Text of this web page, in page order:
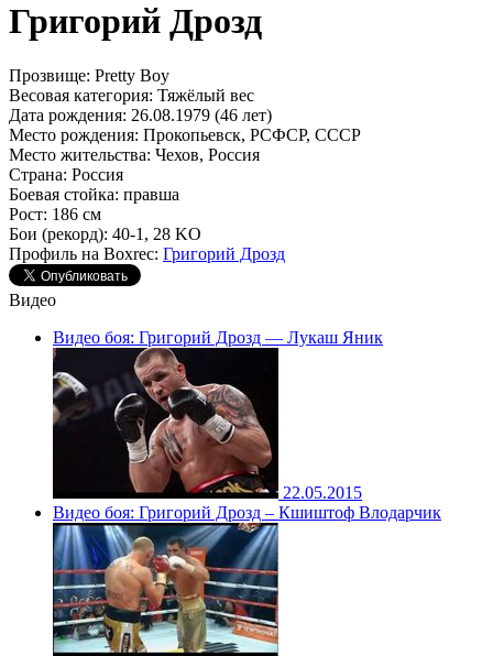
Григорий Дрозд
Прозвище: Pretty Boy
Весовая категория: Тяжёлый вес
Дата рождения: 26.08.1979 (46 лет)
Место рождения: Прокопьевск, РСФСР, СССР
Место жительства: Чехов, Россия
Страна: Россия
Боевая стойка: правша
Рост: 186 см
Бои (рекорд): 40-1, 28 KO
Профиль на Boxrec: Григорий Дрозд
Видео
Видео боя: Григорий Дрозд — Лукаш Яник
22.05.2015
Видео боя: Григорий Дрозд – Кшиштоф Влодарчик